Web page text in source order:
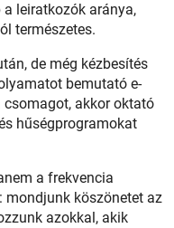
leiratkozók aránya,
természetes.
de még kézbesítés
bemutató e-
akkor oktató
hűségprogramokat
a frekvencia
mondjunk köszönetet az
azokkal, akik